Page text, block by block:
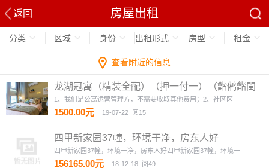
返回 房屋出租
分类 区域 身份 出租形式 房型 租金
查看附近的信息
龙湖冠寓（精装全配）（押一付一）（龤鸺龤閏
商圈对面）4图
1、我们是公寓运营管理方，不需要收取其他费用；2、社区区
1500.00元 19-07-22 阅15
四甲新家园37幢，环境干净，房东人好
四甲新家园37幢，环境干净，房东人好四甲新家园37幢，环境干
156165.00元 18-12-18 阅49